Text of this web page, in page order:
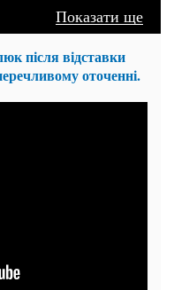
Показати ще
після відставки
оточенні.